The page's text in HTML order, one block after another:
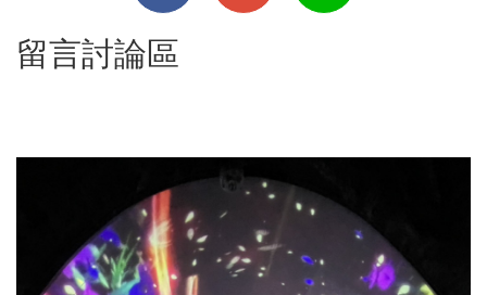
留言討論區